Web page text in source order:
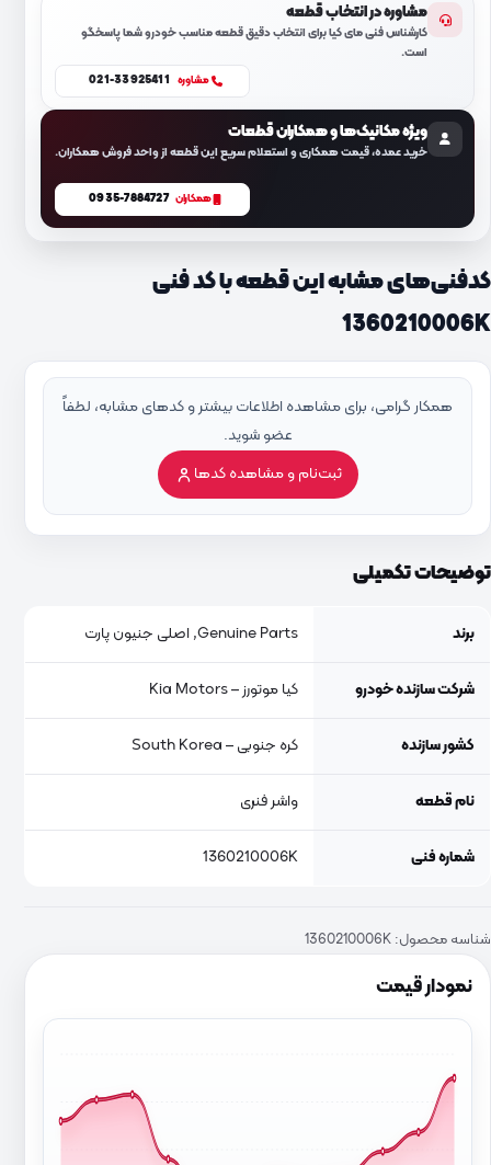
نمودار قیمت
مشاوره در انتخاب قطعه
کارشناس فنی مای کیا برای انتخاب دقیق قطعه مناسب خودرو شما پاسخگو
است.
مشاوره 021-33925411
ویژه مکانیک‌ها و همکاران قطعات
خرید عمده، قیمت همکاری و استعلام سریع این قطعه از واحد فروش همکاران.
همکاران 0935-7884727
کدفنی‌های مشابه این قطعه با کد فنی
1360210006K
همکار گرامی، برای مشاهده اطلاعات بیشتر و کدهای مشابه، لطفاً
عضو شوید.
ثبت‌نام و مشاهده کدها
توضیحات تکمیلی
برند Genuine Parts, اصلی جنیون پارت
شرکت سازنده خودرو کیا موتورز – Kia Motors
کشور سازنده کره جنوبی – South Korea
نام قطعه واشر فنری
شماره فنی 1360210006K
شناسه محصول: 1360210006K